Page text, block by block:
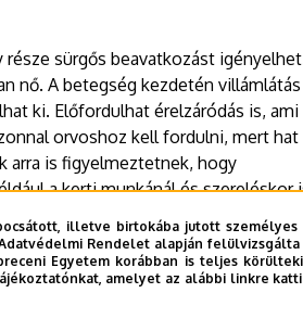
sürgős beavatkozást
nő. A betegség kezdetén villámlátás
ki. Előfordulhat érelzáródás is, ami
orvoshoz kell fordulni, mert hat
arra is figyelmeztetnek, hogy
a kerti munkánál és szereléskor
illetve birtokába jutott
Rendelet alapján
Egyetem korábban is teljes
amelyet az alábbi linkre